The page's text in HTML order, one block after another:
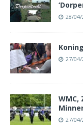
28/04/
27/04/
27/04/